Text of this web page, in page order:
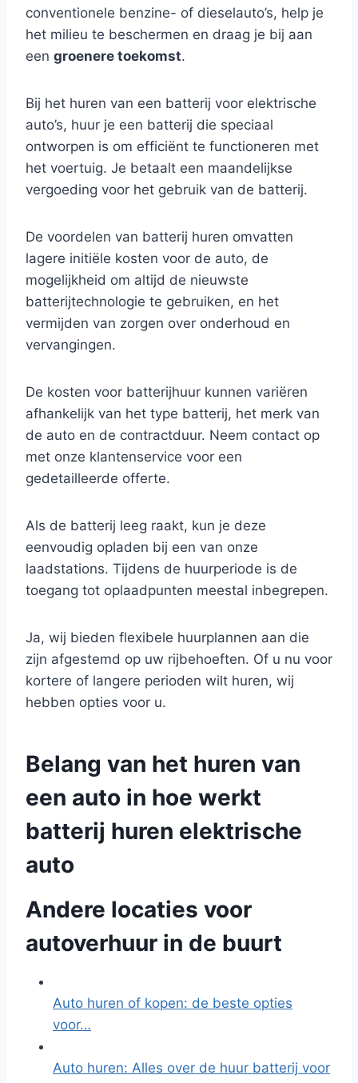
conventionele benzine- of dieselauto’s, help je
het milieu te beschermen en draag je bij aan
een groenere toekomst.
Bij het huren van een batterij voor elektrische
auto’s, huur je een batterij die speciaal
ontworpen is om efficiënt te functioneren met
het voertuig. Je betaalt een maandelijkse
vergoeding voor het gebruik van de batterij.
De voordelen van batterij huren omvatten
lagere initiële kosten voor de auto, de
mogelijkheid om altijd de nieuwste
batterijtechnologie te gebruiken, en het
vermijden van zorgen over onderhoud en
vervangingen.
De kosten voor batterijhuur kunnen variëren
afhankelijk van het type batterij, het merk van
de auto en de contractduur. Neem contact op
met onze klantenservice voor een
gedetailleerde offerte.
Als de batterij leeg raakt, kun je deze
eenvoudig opladen bij een van onze
laadstations. Tijdens de huurperiode is de
toegang tot oplaadpunten meestal inbegrepen.
Ja, wij bieden flexibele huurplannen aan die
zijn afgestemd op uw rijbehoeften. Of u nu voor
kortere of langere perioden wilt huren, wij
hebben opties voor u.
Belang van het huren van
een auto in hoe werkt
batterij huren elektrische
auto
Andere locaties voor
autoverhuur in de buurt
Auto huren of kopen: de beste opties
voor…
Auto huren: Alles over de huur batterij voor